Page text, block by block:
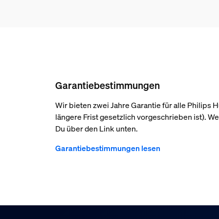
Garantiebestimmungen
Wir bieten zwei Jahre Garantie für alle Philips
längere Frist gesetzlich vorgeschrieben ist).
Du über den Link unten.
Garantiebestimmungen lesen